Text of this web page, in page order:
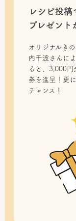
レシピ投稿
プレゼント
オリジナルき
内千波さんに
ると、3,000
券を進呈！更
チャンス！